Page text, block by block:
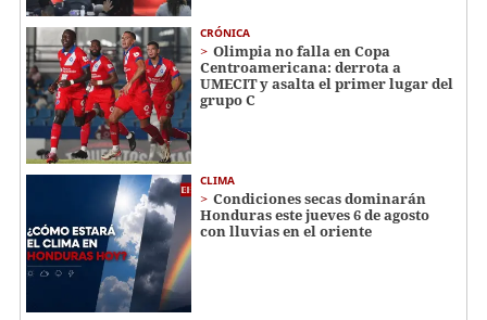
CRÓNICA
Olimpia no falla en Copa
Centroamericana: derrota a
UMECIT y asalta el primer lugar del
grupo C
CLIMA
Condiciones secas dominarán
Honduras este jueves 6 de agosto
con lluvias en el oriente